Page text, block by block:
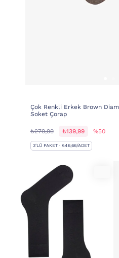
Çok Renkli Erkek Brown
Soket Çorap
₺279,99 ₺139,99 %50
3'LÜ PAKET · ₺46,66/ADET